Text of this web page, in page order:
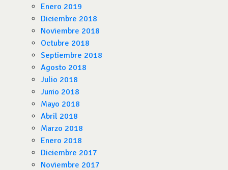
Enero 2019
Diciembre 2018
Noviembre 2018
Octubre 2018
Septiembre 2018
Agosto 2018
Julio 2018
Junio 2018
Mayo 2018
Abril 2018
Marzo 2018
Enero 2018
Diciembre 2017
Noviembre 2017